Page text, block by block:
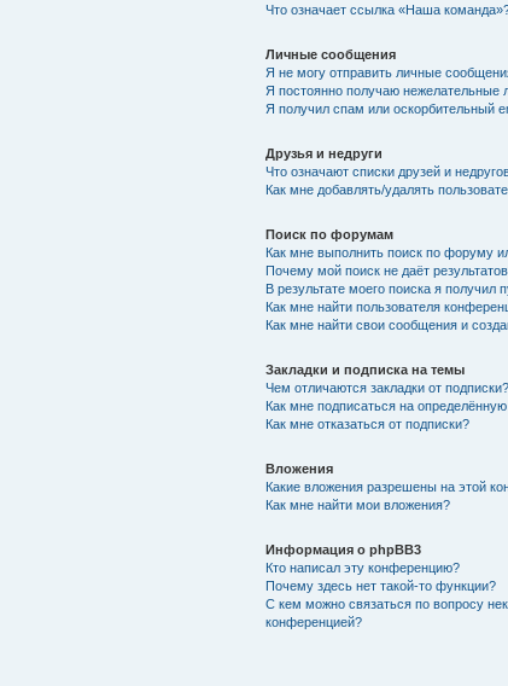
Что означает ссылка «Наша
Личные сообщения
Я не могу отправить личные
Я постоянно получаю нежелательные
Я получил спам или оскорбительный
Друзья и недруги
Что означают списки друзей и
Как мне добавлять/удалять
Поиск по форумам
Как мне выполнить поиск по форуму
Почему мой поиск не даёт
В результате моего поиска я получил
Как мне найти пользователя
Как мне найти свои сообщения и
Закладки и подписка на темы
Чем отличаются закладки от подписки?
Как мне подписаться на
Как мне отказаться от подписки?
Вложения
Какие вложения разрешены на этой
Как мне найти мои вложения?
Информация о phpBB3
Кто написал эту конференцию?
Почему здесь нет такой-то функции?
С кем можно связаться по вопросу
конференцией?